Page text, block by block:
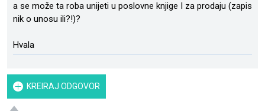
a se može ta roba unijeti u poslovne knjige I za prodaju (zapis
nik o unosu ili?!)?
Hvala
KREIRAJ ODGOVOR